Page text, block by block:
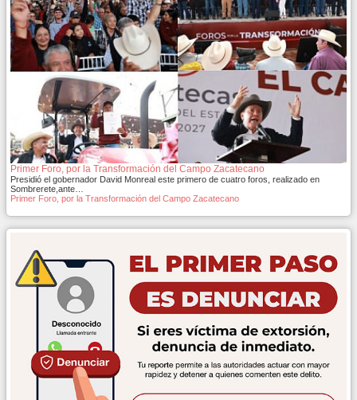
Primer Foro, por la Transformación del Campo Zacatecano
Presidió el gobernador David Monreal este primero de cuatro foros, realizado en
Sombrerete,ante…
Primer Foro, por la Transformación del Campo Zacatecano